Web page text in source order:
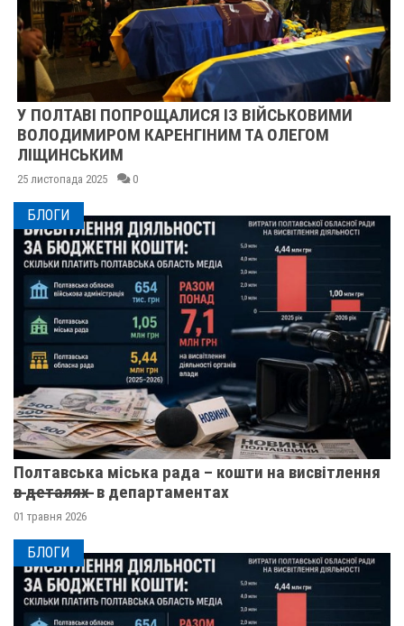
У ПОЛТАВІ ПОПРОЩАЛИСЯ ІЗ ВІЙСЬКОВИМИ
ВОЛОДИМИРОМ КАРЕНГІНИМ ТА ОЛЕГОМ
ЛІЩИНСЬКИМ
25 листопада 2025 0
БЛОГИ
Полтавська міська рада – кошти на висвітлення
в̶ ̶д̶е̶т̶а̶л̶я̶х̶ ̶ в департаментах
01 травня 2026
БЛОГИ